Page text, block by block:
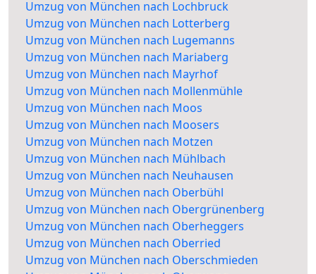
Umzug von München nach Lochbruck
Umzug von München nach Lotterberg
Umzug von München nach Lugemanns
Umzug von München nach Mariaberg
Umzug von München nach Mayrhof
Umzug von München nach Mollenmühle
Umzug von München nach Moos
Umzug von München nach Moosers
Umzug von München nach Motzen
Umzug von München nach Mühlbach
Umzug von München nach Neuhausen
Umzug von München nach Oberbühl
Umzug von München nach Obergrünenberg
Umzug von München nach Oberheggers
Umzug von München nach Oberried
Umzug von München nach Oberschmieden